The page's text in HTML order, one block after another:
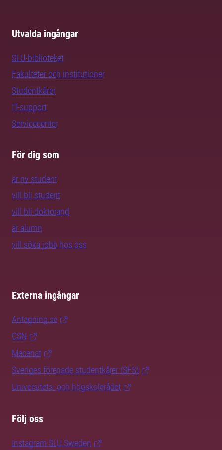
Utvalda ingångar
SLU-biblioteket
Fakulteter och institutioner
Studentkårer
IT-support
Servicecenter
För dig som
är ny student
vill bli student
vill bli doktorand
är alumn
vill söka jobb hos oss
Externa ingångar
Antagning.se
CSN
Mecenat
Sveriges förenade studentkårer (SFS)
Universitets- och högskolerådet
Följ oss
Instagram SLU.Sweden